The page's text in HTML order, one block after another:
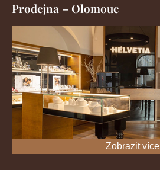
Prodejna – Olomouc
Zobrazit více